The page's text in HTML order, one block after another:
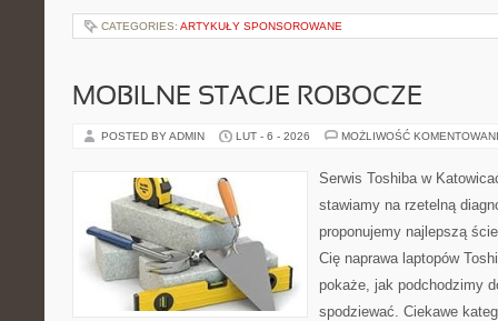
CATEGORIES: ARTYKUŁY SPONSOROWANE
MOBILNE STACJE ROBOCZE
POSTED BY ADMIN LUT - 6 - 2026 MOŻLIWOŚĆ
Serwis Toshiba w
stawiamy na rzetelną
proponujemy najlepszą
Cię naprawa laptopów
pokaże, jak podchodzimy
spodziewać. Ciekawe